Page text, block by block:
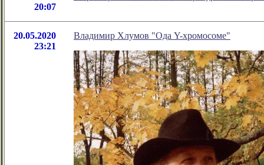
20:07
20.05.2020
23:21
Владимир Хлумов "Ода Y-хромосоме"